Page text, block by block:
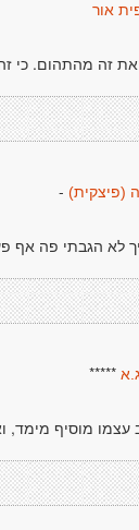
אור
זה מהתהום. כי
(פיצקית) -
לא הגבתי פה אף
*****
מוסיף מימד,